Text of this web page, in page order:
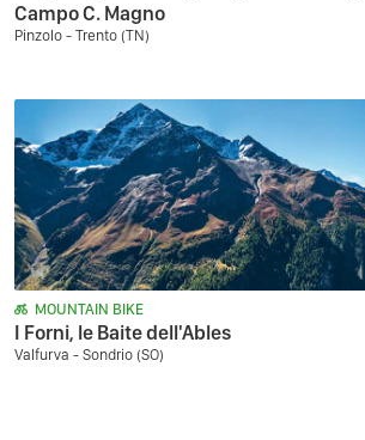
Campo C. Magno
Pinzolo - Trento (TN)
MOUNTAIN BIKE
I Forni, le Baite dell'Ables
Valfurva - Sondrio (SO)